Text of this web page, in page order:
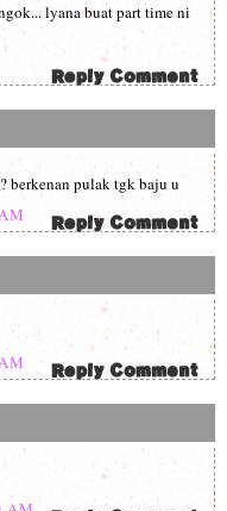
lyana buat part time ni
berkenan pulak tgk baju u